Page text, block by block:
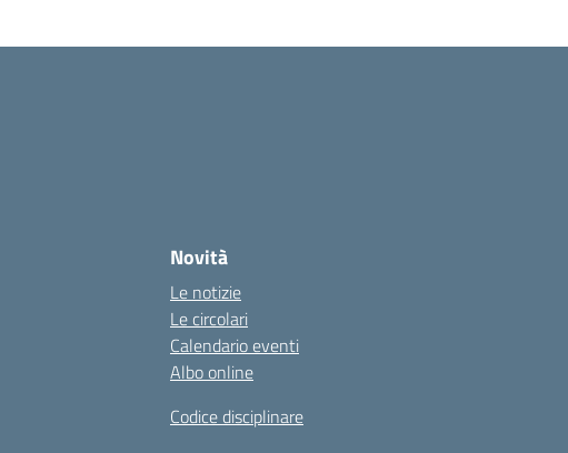
Novità
Le notizie
Le circolari
Calendario eventi
Albo online
Codice disciplinare